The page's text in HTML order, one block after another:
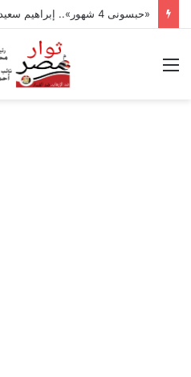
القائمة